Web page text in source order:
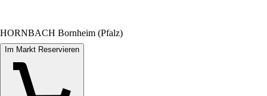
HORNBACH Bornheim (Pfalz)
Im Markt Reservieren